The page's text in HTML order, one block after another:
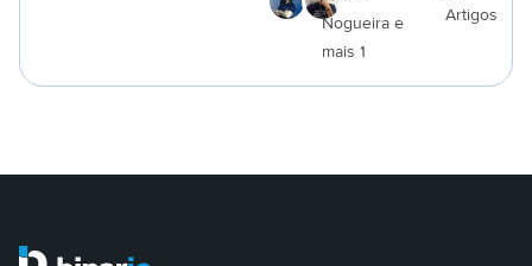
Nogueira e
mais 1
Artigos